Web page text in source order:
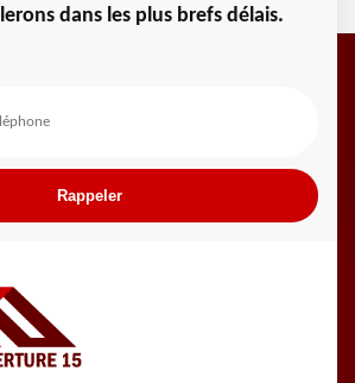
dans les plus brefs délais.